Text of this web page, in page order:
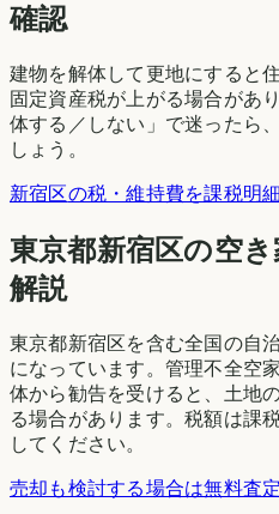
確認
建物を解体して更地にすると
固定資産税が上がる場合があり
体する／しない」で迷ったら
しょう。
新宿区の税・維持費を課税明
東京都新宿区の空
解説
東京都新宿区を含む全国の自
になっています。管理不全空
体から勧告を受けると、土地
る場合があります。税額は課
してください。
売却も検討する場合は無料査